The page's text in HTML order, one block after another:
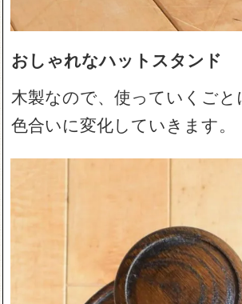
おしゃれなハットスタンド
木製なので、使っていくご
色合いに変化していきます。